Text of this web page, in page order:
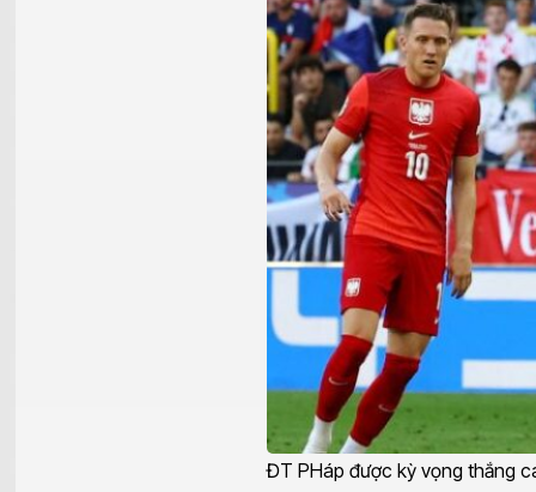
ĐT PHáp được kỳ vọng thắng